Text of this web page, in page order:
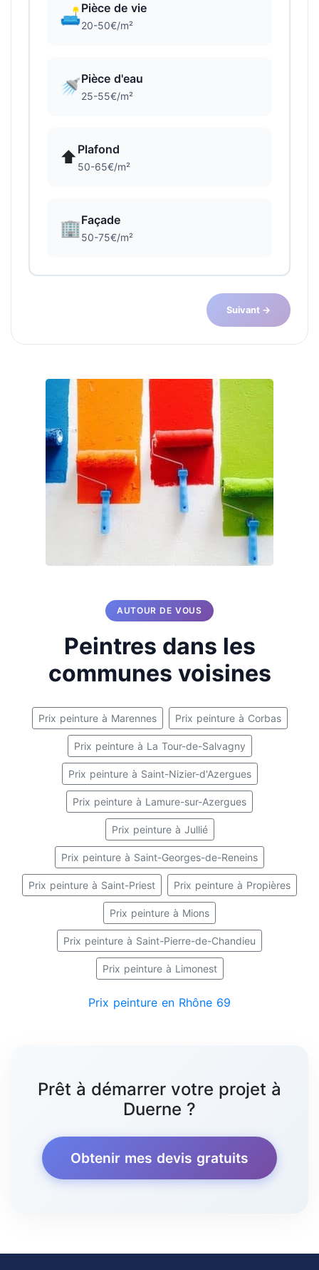
🛋️Pièce de vie
20-50€/m²
🚿Pièce d'eau
25-55€/m²
⬆️ Plafond
50-65€/m²
🏢Façade
50-75€/m²
Suivant →
AUTOUR DE VOUS
Peintres dans les
communes voisines
Prix peinture à Marennes Prix peinture à Corbas
Prix peinture à La Tour-de-Salvagny
Prix peinture à Saint-Nizier-d'Azergues
Prix peinture à Lamure-sur-Azergues
Prix peinture à Jullié
Prix peinture à Saint-Georges-de-Reneins
Prix peinture à Saint-Priest Prix peinture à Propières
Prix peinture à Mions
Prix peinture à Saint-Pierre-de-Chandieu
Prix peinture à Limonest
Prix peinture en Rhône 69
Prêt à démarrer votre projet à
Duerne ?
Obtenir mes devis gratuits